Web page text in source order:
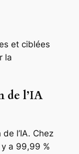
et ciblées
la
de l’IA
l’IA. Chez
y a 99,99 %